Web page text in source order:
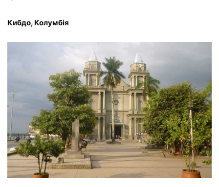
Кибдо, Колумбія